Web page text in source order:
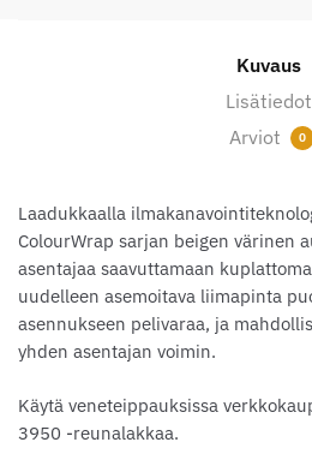
Kuvaus
Lisätiedot
Arviot
0
Laadukkaalla
ColourWrap sarjan beigen värinen
asentajaa saavuttamaan
uudelleen asemoitava liimapinta
asennukseen pelivaraa, ja
yhden asentajan voimin.
Käytä veneteippauksissa
3950 -reunalakkaa.